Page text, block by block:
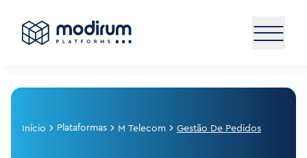
Início Plataformas M Telecom Gestão De Pedidos